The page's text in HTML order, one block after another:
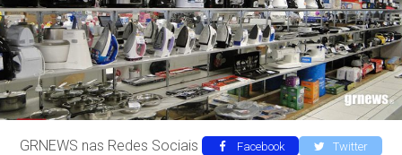
GRNEWS nas Redes Sociais Facebook
Twitter